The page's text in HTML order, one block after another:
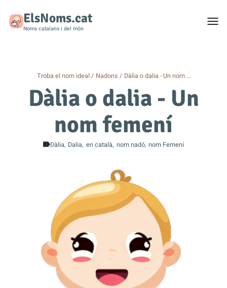
ElsNoms.cat
Noms catalans i del món
Troba el nom ideal Nadons Dàlia o dalia - Un nom …
Dàlia o dalia - Un
nom femení
Dàlia Dalia en català nom nadó nom Femení